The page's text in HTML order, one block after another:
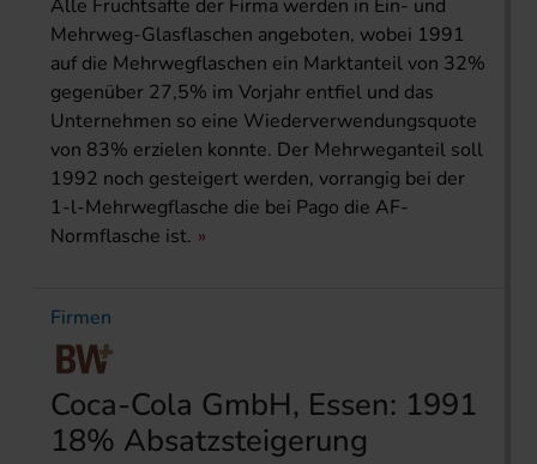
Alle Fruchtsäfte der Firma werden in Ein- und
Mehrweg-Glasflaschen angeboten, wobei 1991
auf die Mehrwegflaschen ein Marktanteil von 32%
gegenüber 27,5% im Vorjahr entfiel und das
Unternehmen so eine Wiederverwendungsquote
von 83% erzielen konnte. Der Mehrweganteil soll
1992 noch gesteigert werden, vorrangig bei der
1-l-Mehrwegflasche die bei Pago die AF-
Normflasche ist.
Firmen
Coca-Cola GmbH, Essen: 1991
18% Absatzsteigerung